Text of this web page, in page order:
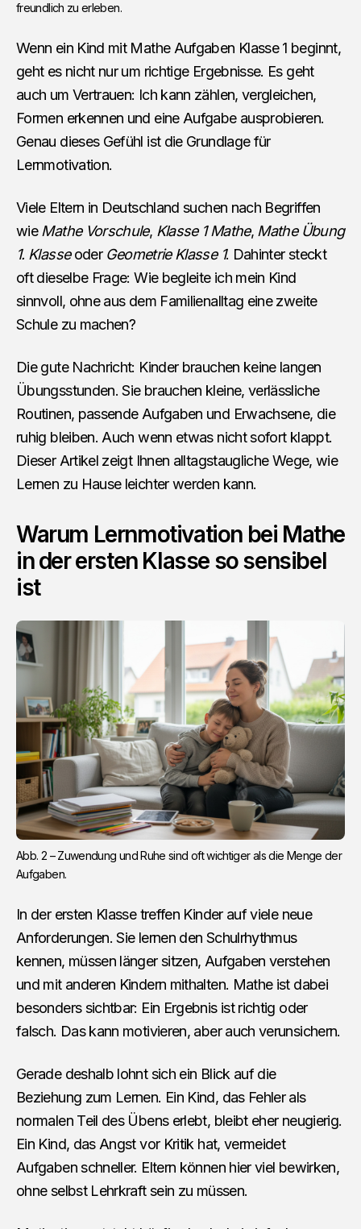
freundlich zu erleben.
Wenn ein Kind mit Mathe Aufgaben Klasse 1 beginnt,
geht es nicht nur um richtige Ergebnisse. Es geht
auch um Vertrauen: Ich kann zählen, vergleichen,
Formen erkennen und eine Aufgabe ausprobieren.
Genau dieses Gefühl ist die Grundlage für
Lernmotivation.
Viele Eltern in Deutschland suchen nach Begriffen
wie Mathe Vorschule, Klasse 1 Mathe, Mathe Übung
1. Klasseoder Geometrie Klasse 1. Dahinter steckt
oft dieselbe Frage: Wie begleite ich mein Kind
sinnvoll, ohne aus dem Familienalltag eine zweite
Schule zu machen?
Die gute Nachricht: Kinder brauchen keine langen
Übungsstunden. Sie brauchen kleine, verlässliche
Routinen, passende Aufgaben und Erwachsene, die
ruhig bleiben. Auch wenn etwas nicht sofort klappt.
Dieser Artikel zeigt Ihnen alltagstaugliche Wege, wie
Lernen zu Hause leichter werden kann.
Warum Lernmotivation bei Mathe
in der ersten Klasse so sensibel
ist
Abb. 2 – Zuwendung und Ruhe sind oft wichtiger als die Menge der
Aufgaben.
In der ersten Klasse treffen Kinder auf viele neue
Anforderungen. Sie lernen den Schulrhythmus
kennen, müssen länger sitzen, Aufgaben verstehen
und mit anderen Kindern mithalten. Mathe ist dabei
besonders sichtbar: Ein Ergebnis ist richtig oder
falsch. Das kann motivieren, aber auch verunsichern.
Gerade deshalb lohnt sich ein Blick auf die
Beziehung zum Lernen. Ein Kind, das Fehler als
normalen Teil des Übens erlebt, bleibt eher neugierig.
Ein Kind, das Angst vor Kritik hat, vermeidet
Aufgaben schneller. Eltern können hier viel bewirken,
ohne selbst Lehrkraft sein zu müssen.